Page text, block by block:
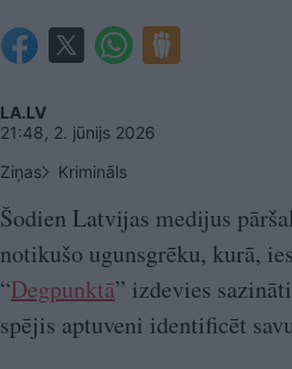
LA.LV
21:48, 2. jūnijs 2026
Ziņas
Krimināls
Šodien Latvijas medijus
notikušo ugunsgrēku, kurā,
“Degpunktā” izdevies
spējis aptuveni identificēt